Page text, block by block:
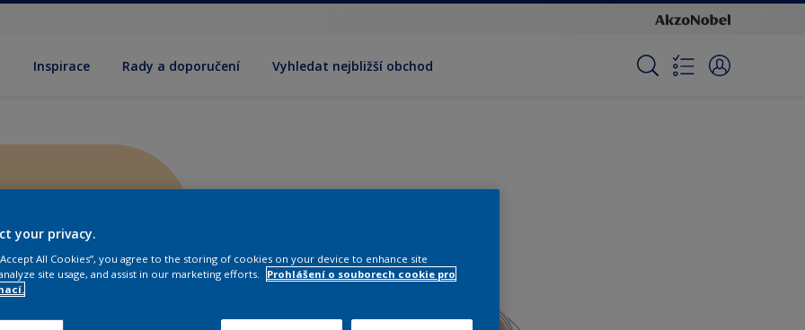
Inspirace Rady a doporučení Vyhledat nejbližší obchod
your privacy.
All Cookies”, you agree to the storing of cookies on your device to enhance site
site usage, and assist in our marketing efforts.
Prohlášení o souborech cookie pro